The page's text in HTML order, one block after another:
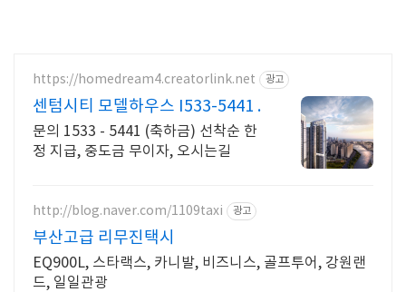
https://homedream4.creatorlink.net 광고
센텀시티 모델하우스 I533-5441 .
문의 1533 - 5441 (축하금) 선착순 한
정 지급, 중도금 무이자, 오시는길
http://blog.naver.com/1109taxi 광고
부산고급 리무진택시
EQ900L, 스타랙스, 카니발, 비즈니스, 골프투어, 강원랜
드, 일일관광